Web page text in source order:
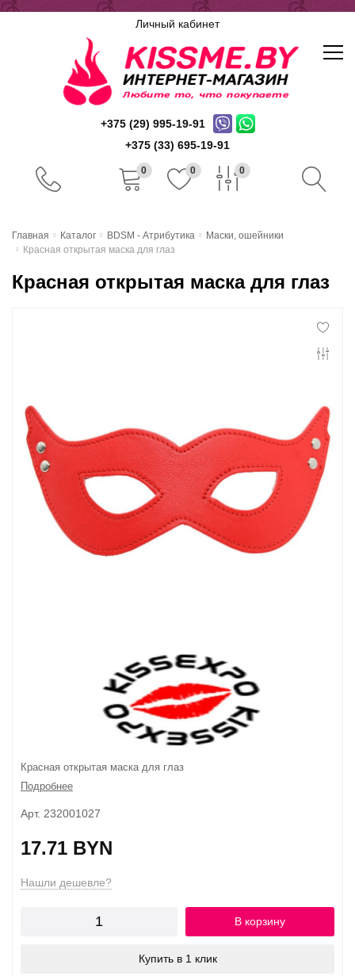
Личный кабинет
+375 (29) 995-19-91
+375 (33) 695-19-91
0 0 0
Доставка и оплата
Беспроцентная рассрочка
Главная Каталог BDSM - Атрибутика
Маски, ошейники
Красная открытая маска для глаз
Красная открытая маска для глаз
Красная открытая маска для глаз
Подробнее
Арт. 232001027
17.71 BYN
Нашли дешевле?
В корзину
Купить в 1 клик